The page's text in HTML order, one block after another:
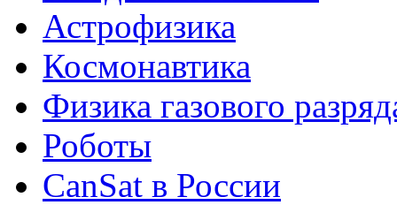
Астрофизика
Космонавтика
Физика газового
Роботы
CanSat в России